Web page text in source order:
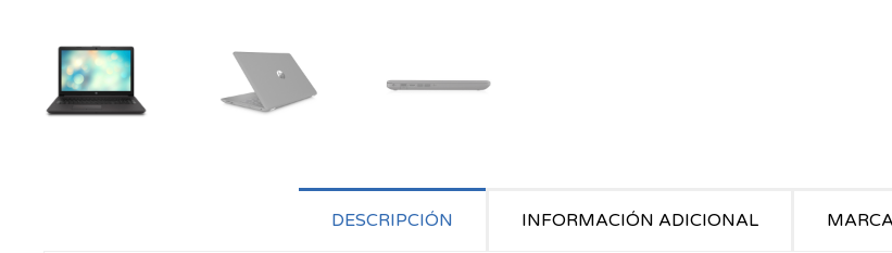
DESCRIPCIÓN INFORMACIÓN ADICIONAL MARCA